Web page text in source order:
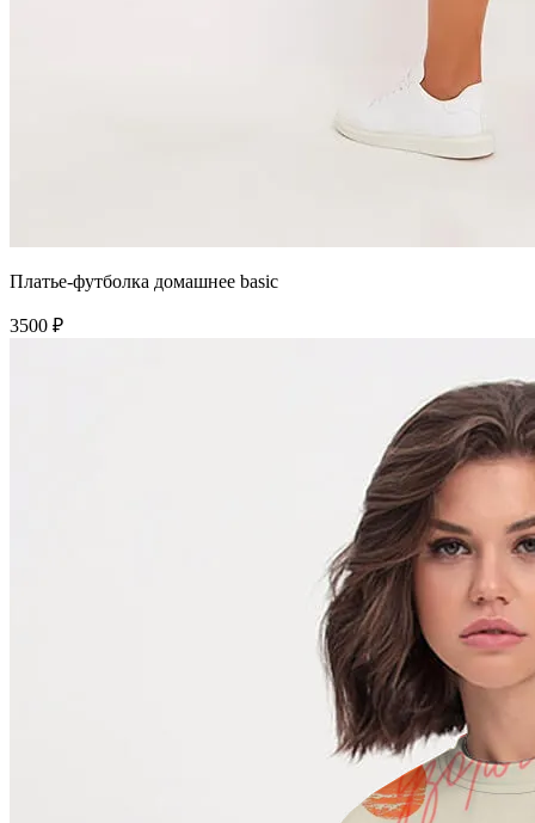
Платье-футболка домашнее basic
3500 ₽